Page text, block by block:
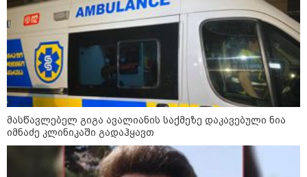
გიგა ავალიანის საქმეზე აკავებენ
ანასტასია ბერუაშვილსაც
შვილი მიატოვეს, მიაგდეს, რომ
მომკვდარიყო! - ნია იმნაძის
დედას რეანიმაციაში
ზეწარგადაფარებული შვილი არ
უნახავს - ჩემი აზრით, ანასტასია
მასწავლებელ გიგა ავალიანის საქმეზე დაკავებული ნია
იმნაძე კლინიკაში გადაჰყავთ